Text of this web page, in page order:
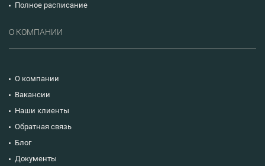
Полное расписание
О КОМПАНИИ
О компании
Вакансии
Наши клиенты
Обратная связь
Блог
Документы